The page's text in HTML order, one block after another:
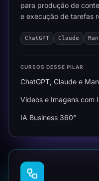
para produção de
e execução de tarefas
ChatGPT Claude
CURSOS DESSE PILAR
ChatGPT, Claude e
Vídeos e Imagens com
IA Business 360°